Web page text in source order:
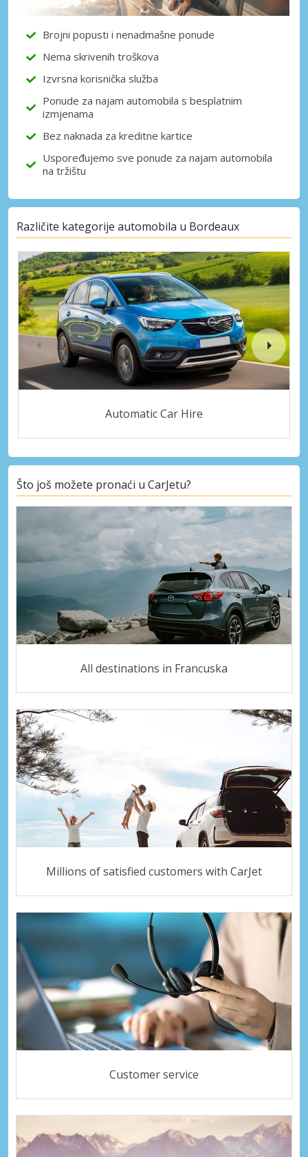
Brojni popusti i nenadmašne ponude
Nema skrivenih troškova
Izvrsna korisnička služba
Ponude za najam automobila s besplatnim
izmjenama
Bez naknada za kreditne kartice
Uspoređujemo sve ponude za najam automobila
na tržištu
Različite kategorije automobila u Bordeaux
Automatic Car Hire
Što još možete pronaći u CarJetu?
All destinations in Francuska
Millions of satisfied customers with CarJet
Customer service